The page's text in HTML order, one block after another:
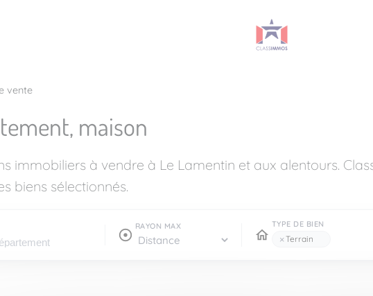
vente
maison
immobiliers à vendre à Le Lamentin et aux alentours.
biens sélectionnés.
?
RAYON MAX TYPE DE BIEN
× Terrain